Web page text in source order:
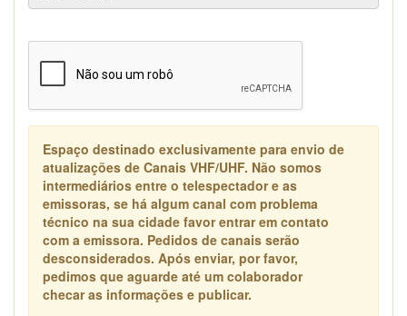
Espaço destinado exclusivamente para envio de
atualizações de Canais VHF/UHF. Não somos
intermediários entre o telespectador e as
emissoras, se há algum canal com problema
técnico na sua cidade favor entrar em contato
com a emissora. Pedidos de canais serão
desconsiderados. Após enviar, por favor,
pedimos que aguarde até um colaborador
checar as informações e publicar.